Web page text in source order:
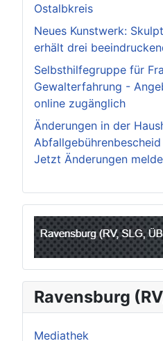
Ostalbkreis
Neues Kunstwerk:
erhält drei
Selbsthilfegruppe für
Gewalterfahrung -
online zugänglich
Änderungen in der
Jetzt Änderungen
Ravensburg
Mediathek